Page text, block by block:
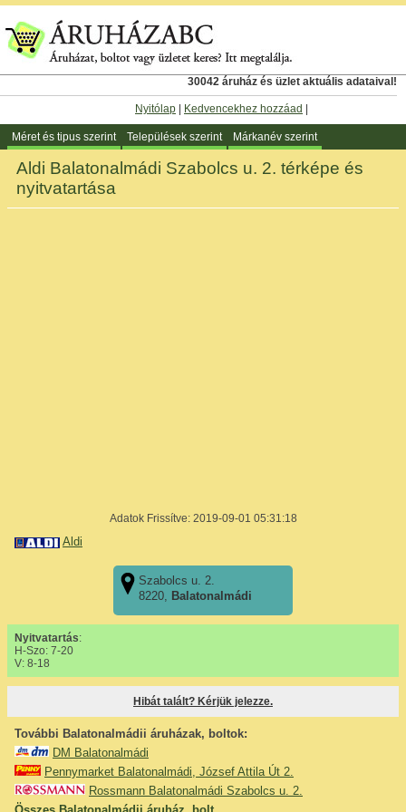
30042 áruház és üzlet aktuális adataival!
Nyitólap Kedvencekhez hozzáad
Méret és tipus szerint Települések szerint Márkanév szerint
Aldi Balatonalmádi Szabolcs u. 2. térképe és
nyitvatartása
Adatok Frissítve: 2019-09-01 05:31:18
Aldi
Szabolcs u. 2.
8220, Balatonalmádi
Nyitvatartás:
H-Szo: 7-20
V: 8-18
Hibát talált? Kérjük jelezze.
További Balatonalmádii áruházak, boltok:
DM Balatonalmádi
Pennymarket Balatonalmádi, József Attila Út 2.
Rossmann Balatonalmádi Szabolcs u. 2.